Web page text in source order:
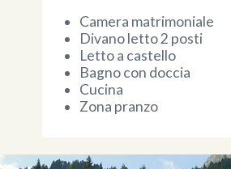
Camera matrimoniale
Divano letto 2 posti
Letto a castello
Bagno con doccia
Cucina
Zona pranzo